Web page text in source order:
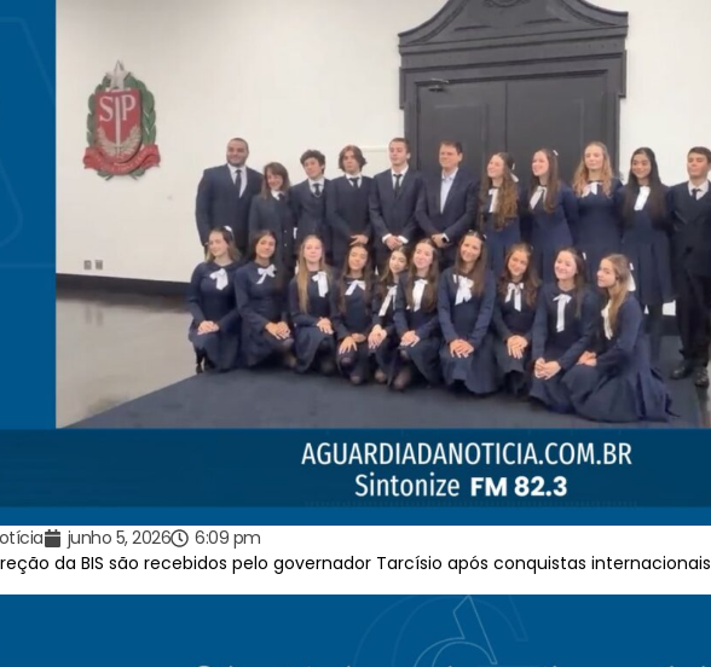
junho 5, 2026
6:09 pm
da BIS são recebidos pelo governador Tarcísio após conquistas internacionais